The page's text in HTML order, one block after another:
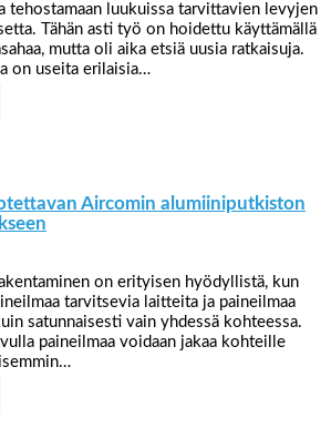
tehostamaan luukuissa tarvittavien levyjen
Tähän asti työ on hoidettu käyttämällä
mutta oli aika etsiä uusia ratkaisuja.
on useita erilaisia…
Aircomin alumiiniputkiston
on erityisen hyödyllistä, kun
tarvitsevia laitteita ja paineilmaa
satunnaisesti vain yhdessä kohteessa.
paineilmaa voidaan jakaa kohteille